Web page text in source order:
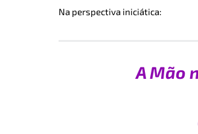
Na perspectiva iniciática:
A Mão